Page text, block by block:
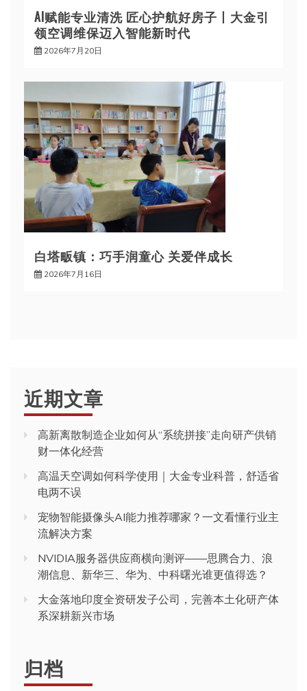
AI赋能专业清洗 匠心护航好房子丨大金引
领空调维保迈入智能新时代
2026年7月20日
白塔畈镇：巧手润童心 关爱伴成长
2026年7月16日
近期文章
高新离散制造企业如何从“系统拼接”走向研产供销
财一体化经营
高温天空调如何科学使用｜大金专业科普，舒适省
电两不误
宠物智能摄像头AI能力推荐哪家？一文看懂行业主
流解决方案
NVIDIA服务器供应商横向测评——思腾合力、浪
潮信息、新华三、华为、中科曙光谁更值得选？
大金落地印度全资研发子公司，完善本土化研产体
系深耕新兴市场
归档